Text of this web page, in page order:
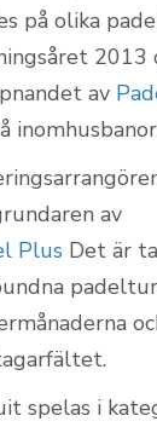
på olika
av
av
Plus Det är
spelas i